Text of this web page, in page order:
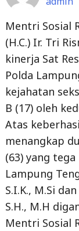
(H.C.) Ir. Tri
kinerja Sat
Polda
kejahatan
B (17) oleh
Atas
menangkap
(63) yang tega
Lampung
S.I.K., M.Si
S.H., M.H
Mentri Sosial
Rismaharini,
Ibu Risma